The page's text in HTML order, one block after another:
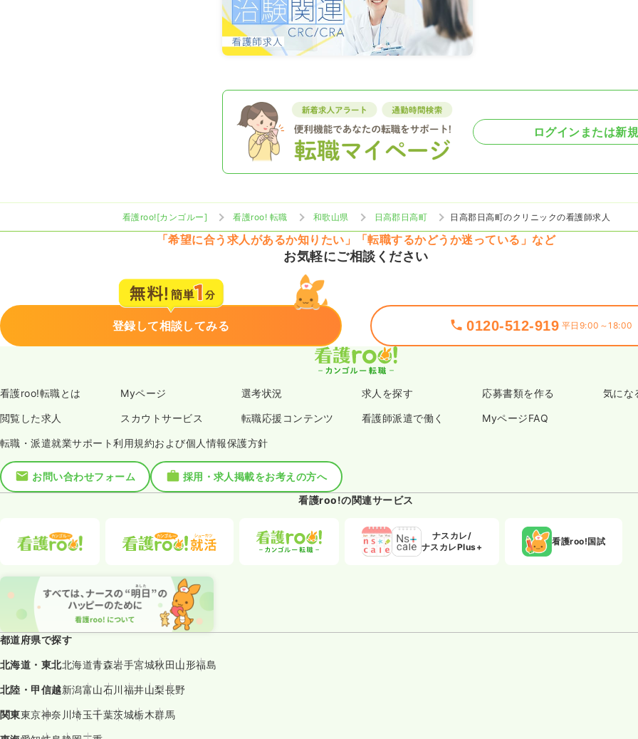
ログインまたは新
看護roo![カンゴルー] 看護roo! 転職 和歌山県 日高郡日高町 日高郡日高町のクリニックの看護師求人
「希望に合う求人があるか知りたい」「転職するかどうか迷っている」など
お気軽にご相談ください
登録して相談してみる 0120-512-919 平日9:00～18:00
看護roo!転職とは Myページ 選考状況 求人を探す 応募書類を作る 気にな
閲覧した求人 スカウトサービス 転職応援コンテンツ 看護師派遣で働く MyページFAQ
転職・派遣就業サポート利用規約および個人情報保護方針
お問い合わせフォーム
採用・求人掲載をお考えの方へ
看護roo!の関連サービス
ナスカレ/
ナスカレPlus+
看護roo!国試
都道府県で探す
北海道・東北北海道青森岩手宮城秋田山形福島
北陸・甲信越新潟富山石川福井山梨長野
関東東京神奈川埼玉千葉茨城栃木群馬